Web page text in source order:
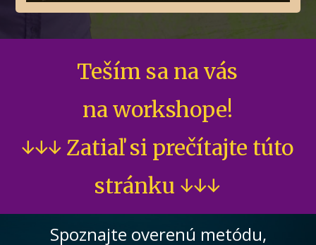
Teším sa na vás
na workshope!
↓↓↓ Zatiaľ si prečítajte túto
stránku ↓↓↓
Spoznajte overenú metódu,